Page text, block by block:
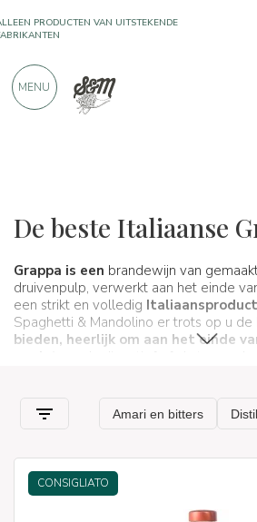
De beste Italiaanse
Grappa is een brandewijn van
druivenpulp, verwerkt aan het einde
een strikt en volledig Italiaansproduct
Spaghetti & Mandolino er trots op u de
bieden, heerlijk om aan het einde
thuisbezorgd, zodat de grappa tijdens
perfect blijft
.
CONSIGLIATO
PRODUCTEN VAN UITSTEKENDE
DAN 900 POSITIEVE RECENSIES
MENU